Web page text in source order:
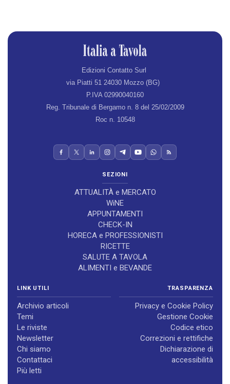
Edizioni Contatto Surl
via Piatti 51 24030 Mozzo (BG)
P.IVA 02990040160
Reg. Tribunale di Bergamo n. 8 del 25/02/2009
Roc n. 10548
SEZIONI
ATTUALITÀ e MERCATO
WiNE
APPUNTAMENTI
CHECK-IN
HORECA e PROFESSIONISTI
RICETTE
SALUTE A TAVOLA
ALIMENTI e BEVANDE
LINK UTILI
Archivio articoli
Temi
Le riviste
Newsletter
Chi siamo
Contattaci
Più letti
TRASPARENZA
Privacy e Cookie Policy
Gestione Cookie
Codice etico
Correzioni e rettifiche
Dichiarazione di
accessibilità